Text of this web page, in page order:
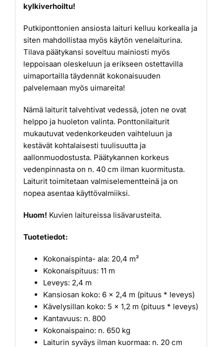
kylkiverhoiltu!
Putkiponttonien ansiosta laituri kelluu korkealla ja
siten mahdollistaa myös käytön venelaiturina.
Tilava päätykansi soveltuu mainiosti myös
leppoisaan oleskeluun ja erikseen ostettavilla
uimaportailla täydennät kokonaisuuden
palvelemaan myös uimareita!
Nämä laiturit talvehtivat vedessä, joten ne ovat
helppo ja huoleton valinta. Ponttonilaiturit
mukautuvat vedenkorkeuden vaihteluun ja
kestävät kohtalaisesti tuulisuutta ja
aallonmuodostusta. Päätykannen korkeus
vedenpinnasta on n. 40 cm ilman kuormitusta.
Laiturit toimitetaan valmiselementteinä ja on
nopea asentaa käyttövalmiiksi.
Huom! Kuvien laitureissa lisävarusteita.
Tuotetiedot:
Kokonaispinta- ala: 20,4 m²
Kokonaispituus: 11 m
Leveys: 2,4 m
Kansiosan koko: 6 x 2,4 m (pituus * leveys)
Kävelysillan koko: 5 x 1,2 m (pituus * leveys)
Kantavuus: n. 800
Kokonaispaino: n. 650 kg
Laiturin syväys ilman kuormaa: n. 20 cm